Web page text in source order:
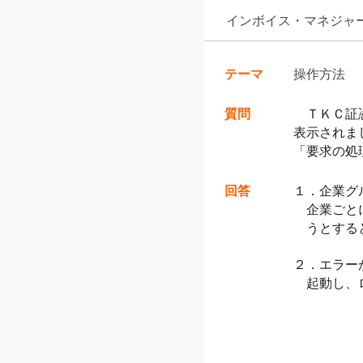
インボイス・マネジャ
テーマ 操作方法
質問
ＴＫＣ証
表示されま
「要求の
回答
１．企業
企業ごと
うとする
２．エラ
起動し、